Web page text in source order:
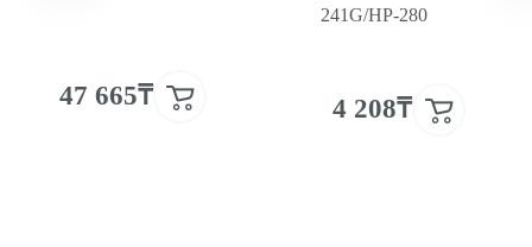
47 665₸
241G/HP-280
4 208₸